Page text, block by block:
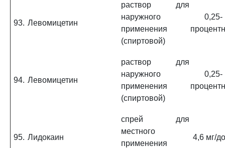
93. Левомицетин
раствор для
наружного
применения
(спиртовой)
0,25-
94. Левомицетин
раствор для
наружного
применения
(спиртовой)
0,25-
95. Лидокаин
спрей для
местного
применения
4,6 мг/